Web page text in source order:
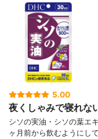
5.00
夜くしゃみで寝れな
シソの実油・シソの葉エ
ヶ月前から飲むようにし